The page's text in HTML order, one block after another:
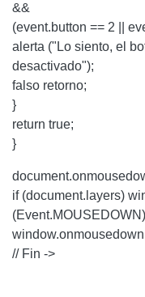
&&
(event.button == 2 ||
alerta ("Lo siento, el
desactivado");
falso retorno;
}
return true;
}
if (document.layers)
// Fin ->